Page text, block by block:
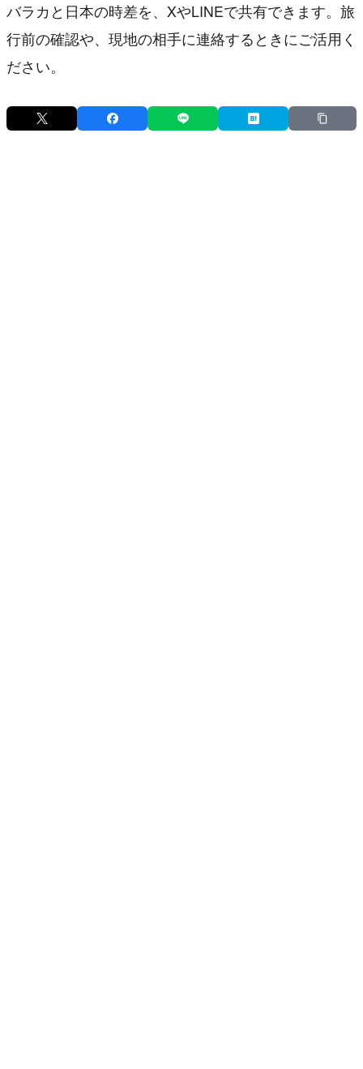
バラカと日本の時差を、XやLINEで共有できます。旅
行前の確認や、現地の相手に連絡するときにご活用く
ださい。